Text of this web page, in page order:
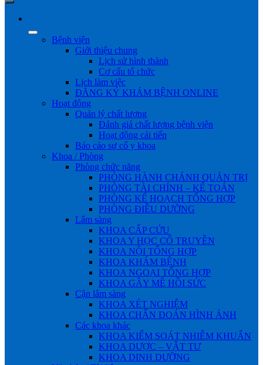
Bệnh viện
Giới thiệu chung
Lịch sử hình thành
Cơ cấu tổ chức
Lịch làm việc
ĐĂNG KÝ KHÁM BỆNH ONLINE
Hoạt động
Quản lý chất lượng
Đánh giá chất lượng bệnh viện
Hoạt động cải tiến
Báo cáo sự cố y khoa
Khoa / Phòng
Phòng chức năng
PHÒNG HÀNH CHÁNH QUẢN TRỊ
PHÒNG TÀI CHÍNH – KẾ TOÁN
PHÒNG KẾ HOẠCH TỔNG HỢP
PHÒNG ĐIỀU DƯỠNG
Lâm sàng
KHOA CẤP CỨU
KHOA Y HỌC CỔ TRUYỀN
KHOA NỘI TỔNG HỢP
KHOA KHÁM BỆNH
KHOA NGOẠI TỔNG HỢP
KHOA GÂY MÊ HỒI SỨC
Cận lâm sàng
KHOA XÉT NGHIỆM
KHOA CHẨN ĐOÁN HÌNH ẢNH
Các khoa khác
KHOA KIỂM SOÁT NHIỄM KHUẨN
KHOA DƯỢC – VẬT TƯ
KHOA DINH DƯỠNG